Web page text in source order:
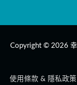
Copyright © 2026
使用條款 & 隱私政策